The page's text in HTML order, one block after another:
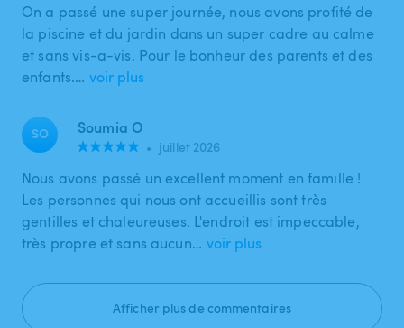
On a passé une super journée, nous avons profité de
la piscine et du jardin dans un super cadre au calme
et sans vis-a-vis. Pour le bonheur des parents et des
enfants.… voir plus
SO Soumia O
• juillet 2026
Nous avons passé un excellent moment en famille !
Les personnes qui nous ont accueillis sont très
gentilles et chaleureuses. L'endroit est impeccable,
très propre et sans aucun… voir plus
Afficher plus de commentaires